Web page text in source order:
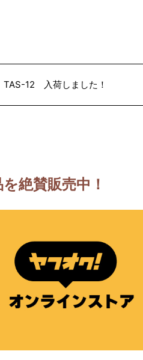
12 入荷しました！
絶賛販売中！